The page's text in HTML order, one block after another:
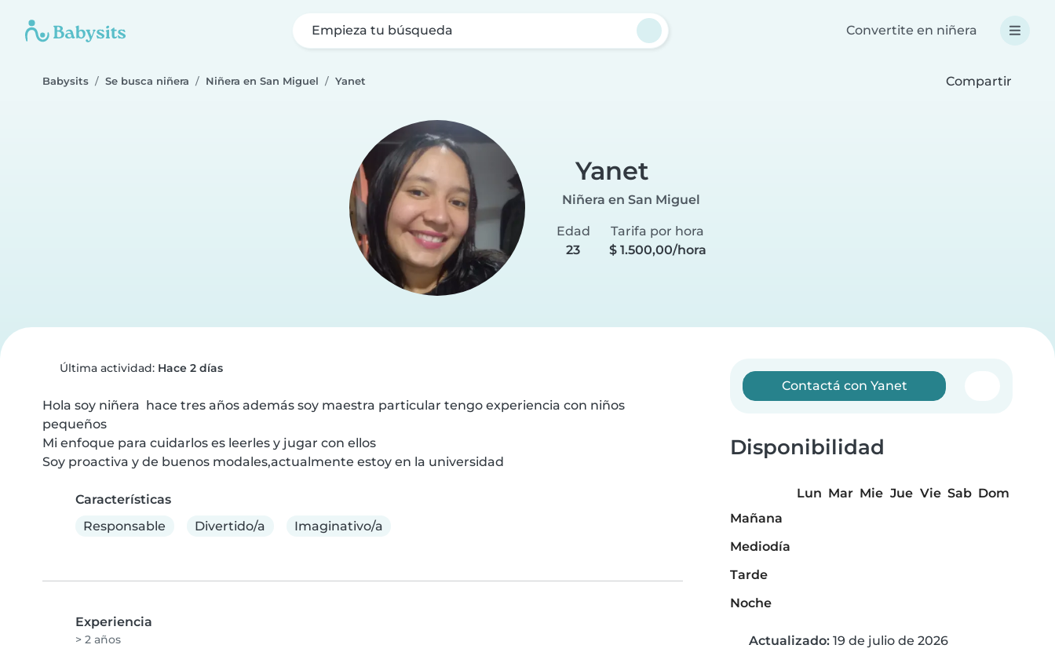
Empieza tu búsqueda Convertite en niñera
Babysits Se busca niñera Niñera en San Miguel Yanet Compartir
Yanet
Niñera en San Miguel
Edad
23
Tarifa por hora
$ 1.500,00/hora
Última actividad: Hace 2 días
Hola soy niñera  hace tres años además soy maestra particular tengo experiencia con niños
pequeños
Mi enfoque para cuidarlos es leerles y jugar con ellos
Soy proactiva y de buenos modales,actualmente estoy en la universidad
Características
Responsable
Divertido/a Imaginativo/a
Experiencia
> 2 años
Contactá con Yanet
Disponibilidad
Lun Mar Mie Jue Vie Sab Dom
Mañana
Mediodía
Tarde
Noche
Actualizado: 19 de julio de 2026